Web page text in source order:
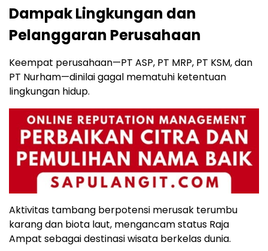
Dampak Lingkungan dan
Pelanggaran Perusahaan
Keempat perusahaan—PT ASP, PT MRP, PT KSM, dan
PT Nurham—dinilai gagal mematuhi ketentuan
lingkungan hidup.
Aktivitas tambang berpotensi merusak terumbu
karang dan biota laut, mengancam status Raja
Ampat sebagai destinasi wisata berkelas dunia.